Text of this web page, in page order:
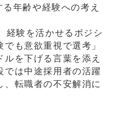
る年齢や経験への考え
経験を活かせるポジシ
でも意欲重視で選考」
を下げる言葉を添え
では中途採用者の活躍
、転職者の不安解消に